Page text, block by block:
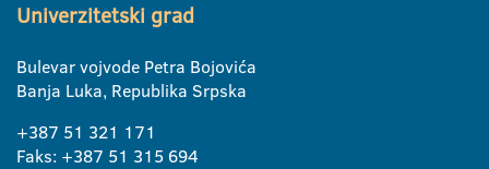
Univerzitetski grad
Bulevar vojvode Petra Bojovića
Banja Luka, Republika Srpska
+387 51 321 171
Faks: +387 51 315 694